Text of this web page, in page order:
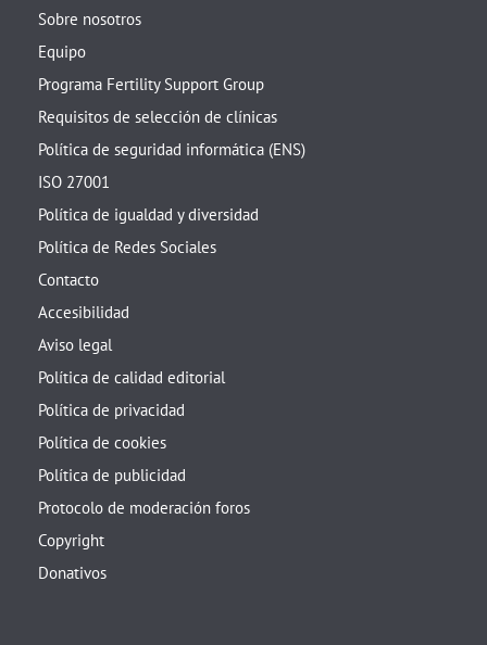
Sobre nosotros
Equipo
Programa Fertility Support Group
Requisitos de selección de clínicas
Política de seguridad informática (ENS)
ISO 27001
Política de igualdad y diversidad
Política de Redes Sociales
Contacto
Accesibilidad
Aviso legal
Política de calidad editorial
Política de privacidad
Política de cookies
Política de publicidad
Protocolo de moderación foros
Copyright
Donativos